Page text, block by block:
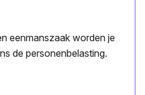
eenmanszaak worden je
de personenbelasting.